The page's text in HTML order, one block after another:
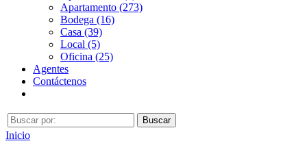
Apartamento (273)
Bodega (16)
Casa (39)
Local (5)
Oficina (25)
Agentes
Contáctenos
Inicio